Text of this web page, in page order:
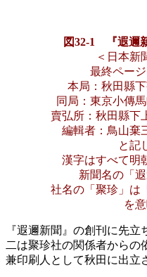
図32‐1 『遐邇
＜日本新
最終ペー
本局：秋田縣
同局：東京小傳
賣弘所：秋田縣
編輯者：鳥山棄
と記
漢字はすべて明
新聞名の「
社名の「聚珍」は
を
『遐邇新聞』の創刊に先立
二は聚珍社の関係者からの
兼印刷人として秋田に出立